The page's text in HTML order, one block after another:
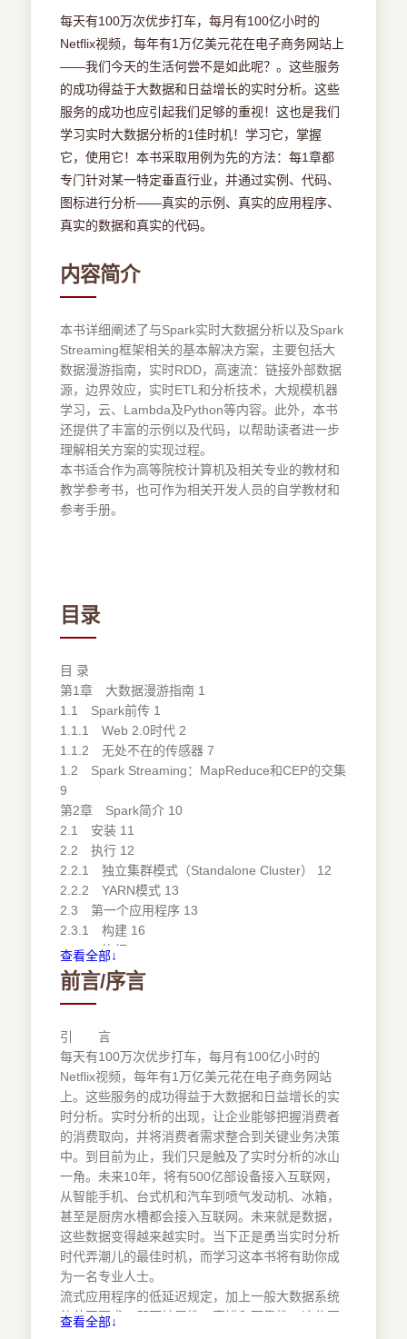
每天有100万次优步打车，每月有100亿小时的
Netflix视频，每年有1万亿美元花在电子商务网站上
——我们今天的生活何尝不是如此呢？。这些服务
的成功得益于大数据和日益增长的实时分析。这些
服务的成功也应引起我们足够的重视！这也是我们
学习实时大数据分析的1佳时机！学习它，掌握
它，使用它！本书采取用例为先的方法：每1章都
专门针对某一特定垂直行业，并通过实例、代码、
图标进行分析——真实的示例、真实的应用程序、
真实的数据和真实的代码。
内容简介
本书详细阐述了与Spark实时大数据分析以及Spark
Streaming框架相关的基本解决方案，主要包括大
数据漫游指南，实时RDD，高速流：链接外部数据
源，边界效应，实时ETL和分析技术，大规模机器
学习，云、Lambda及Python等内容。此外，本书
还提供了丰富的示例以及代码，以帮助读者进一步
理解相关方案的实现过程。
本书适合作为高等院校计算机及相关专业的教材和
教学参考书，也可作为相关开发人员的自学教材和
参考手册。
目录
目 录
第1章 大数据漫游指南 1
1.1 Spark前传 1
1.1.1 Web 2.0时代 2
1.1.2 无处不在的传感器 7
1.2 Spark Streaming：MapReduce和CEP的交集
9
第2章 Spark简介 10
2.1 安装 11
2.2 执行 12
2.2.1 独立集群模式（Standalone Cluster） 12
2.2.2 YARN模式 13
2.3 第一个应用程序 13
2.3.1 构建 16
2.3.2 执行 17
2.4 SparkContext 19
2.4.1 RDDs创建 19
2.4.3 创建共享变量 21
2.4.4 作业执行 22
2.5 RDD 22
2.5.1 持久化 23
2.5.2 转换 24
2.5.3 行动（Action） 28
小结 29
第3章 实时RDD：DStream 30
3.1 从连续流到离散流 30
3.2 第一个Spark Streaming应用程序 31
3.2.1 构建和执行 34
3.2.2 Streaming Context 34
3.3 DStreams 36
3.3.1 Spark Streaming应用程序剖析 38
3.3.2 转换 42
小结 52
查看全部↓
前言/序言
引 言
每天有100万次优步打车，每月有100亿小时的
Netflix视频，每年有1万亿美元花在电子商务网站
上。这些服务的成功得益于大数据和日益增长的实
时分析。实时分析的出现，让企业能够把握消费者
的消费取向，并将消费者需求整合到关键业务决策
中。到目前为止，我们只是触及了实时分析的冰山
一角。未来10年，将有500亿部设备接入互联网，
从智能手机、台式机和汽车到喷气发动机、冰箱，
甚至是厨房水槽都会接入互联网。未来就是数据，
这些数据变得越来越实时。当下正是勇当实时分析
时代弄潮儿的最佳时机，而学习这本书将有助你成
为一名专业人士。
流式应用程序的低延迟规定，加上一般大数据系统
的共同要求，即可扩展性、容错和可靠性，这些要
查看全部↓